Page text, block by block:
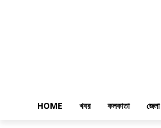
HOME খবর কলকাতা জেলা